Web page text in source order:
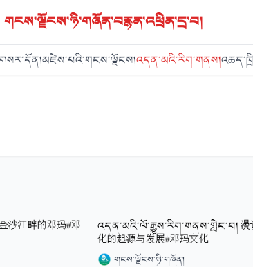
གངས་ལྗོངས་ཉི་གཞོན་བརྙན་འཕྲིན་དྲ་བ།
གསར་དོན།མཛེས་པའི་གངས་ལྗོངས།འདན་མའི་རིག་གནས།
江畔的邓玛#邓
འདན་མའི་ལོ་རྒྱུས་རིག་གནས་གླེང་བ། 漫
化的起源与发展#邓玛文化
གངས་ལྗོངས་ཉི་གཞོན།